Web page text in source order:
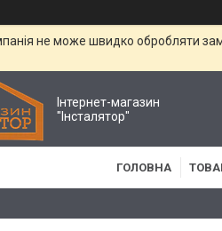
не може швидко обробляти
Інтернет-магазин
"Інсталятор"
ГОЛОВНА